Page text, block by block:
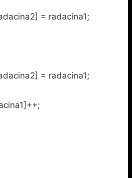
= radacina1;
= radacina1;